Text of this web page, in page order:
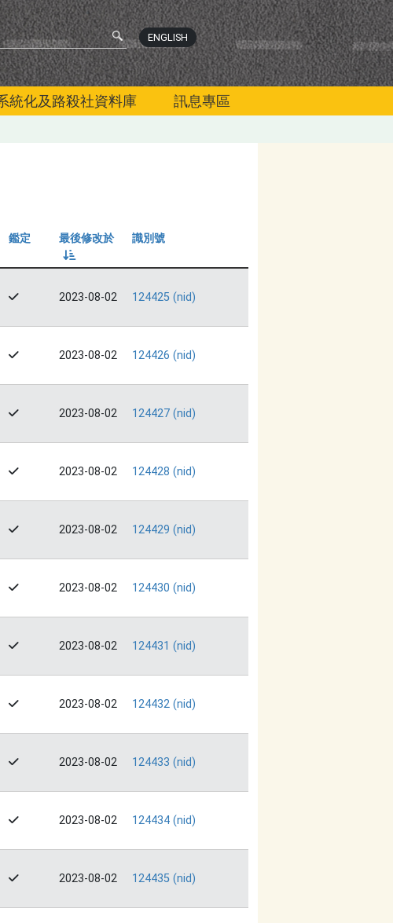
ENGLISH
統化及路殺社資料庫 訊息專區
鑑定 最後修改於
由小到大
識別號
2023-08-02 124425 (nid)
2023-08-02 124426 (nid)
2023-08-02 124427 (nid)
2023-08-02 124428 (nid)
2023-08-02 124429 (nid)
2023-08-02 124430 (nid)
2023-08-02 124431 (nid)
2023-08-02 124432 (nid)
2023-08-02 124433 (nid)
2023-08-02 124434 (nid)
2023-08-02 124435 (nid)